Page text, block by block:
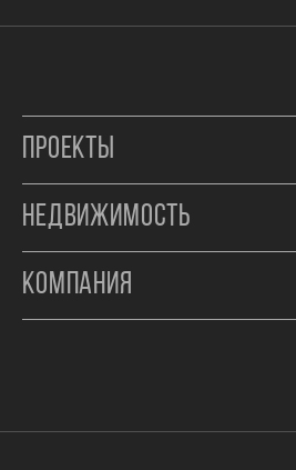
ПРОЕКТЫ
НЕДВИЖИМОСТЬ
КОМПАНИЯ